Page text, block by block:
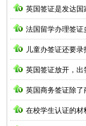
英国签证是发达国
法国留学办理签证
儿童办签证还要录
英国签证放开，出
英国商务签证除了
在校学生认证的材